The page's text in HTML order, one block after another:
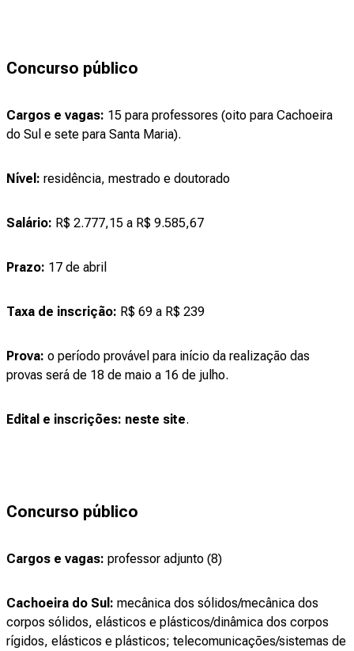
Concurso público
Cargos e vagas: 15 para professores (oito para Cachoeira
do Sul e sete para Santa Maria).
Nível: residência, mestrado e doutorado
Salário: R$ 2.777,15 a R$ 9.585,67
Prazo: 17 de abril
Taxa de inscrição: R$ 69 a R$ 239
Prova: o período provável para início da realização das
provas será de 18 de maio a 16 de julho.
Edital e inscrições: neste site.
Concurso público
Cargos e vagas: professor adjunto (8)
Cachoeira do Sul: mecânica dos sólidos/mecânica dos
corpos sólidos, elásticos e plásticos/dinâmica dos corpos
rígidos, elásticos e plásticos; telecomunicações/sistemas de